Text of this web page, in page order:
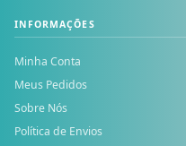
INFORMAÇÕES
Minha Conta
Meus Pedidos
Sobre Nós
Política de Envios